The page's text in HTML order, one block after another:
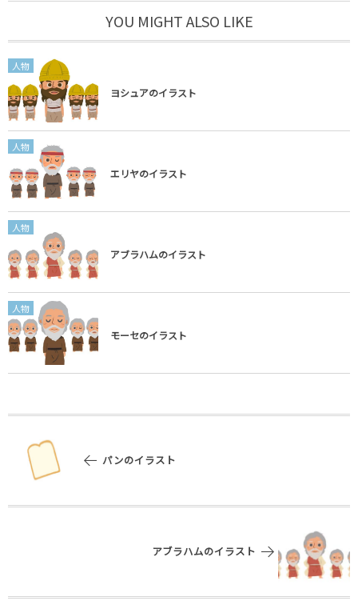
YOU MIGHT ALSO LIKE
人物
ヨシュアのイラスト
人物
エリヤのイラスト
人物
アブラハムのイラスト
人物
モーセのイラスト
パンのイラスト
アブラハムのイラスト